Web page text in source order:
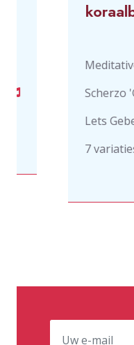
Meditativo
Scherzo 'God
Lets Gebed
7 variaties en